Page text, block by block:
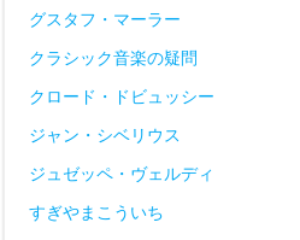
グスタフ・マーラー
クラシック音楽の疑問
クロード・ドビュッシー
ジャン・シベリウス
ジュゼッペ・ヴェルディ
すぎやまこういち